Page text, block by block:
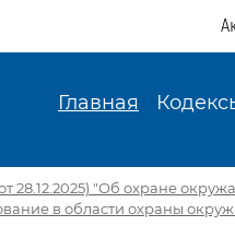
Главная
28.12.2025) "Об охране
в области охраны